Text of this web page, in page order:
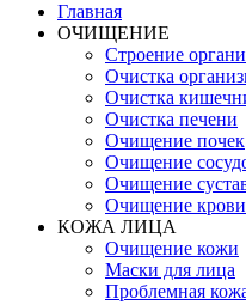
Главная
ОЧИЩЕНИЕ
Строение
Очистка
Очистка
Очистка печени
Очищение почек
Очищение
Очищение
Очищение крови
КОЖА ЛИЦА
Очищение кожи
Маски для лица
Проблемная